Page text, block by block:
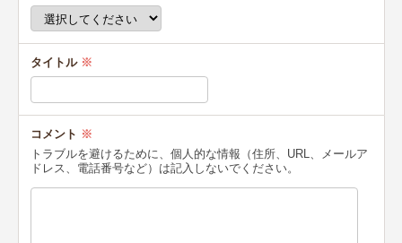
タイトル ※
コメント ※
トラブルを避けるために、個人的な情報（住所、URL、メールア
ドレス、電話番号など）は記入しないでください。